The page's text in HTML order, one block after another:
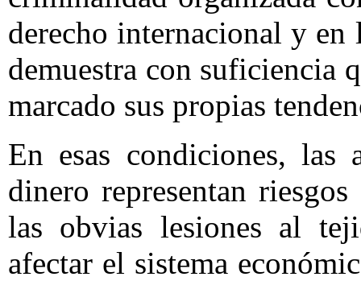
derecho internacional y en
demuestra con suficiencia
marcado sus propias
En esas condiciones, las
dinero representan
las obvias lesiones al
afectar el sistema